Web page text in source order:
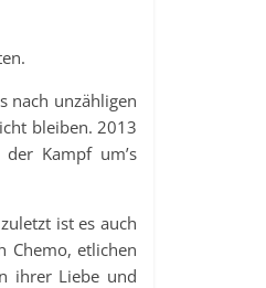
nach unzähligen
bleiben. 2013
Kampf um’s
ist es auch
Chemo, etlichen
ihrer Liebe und